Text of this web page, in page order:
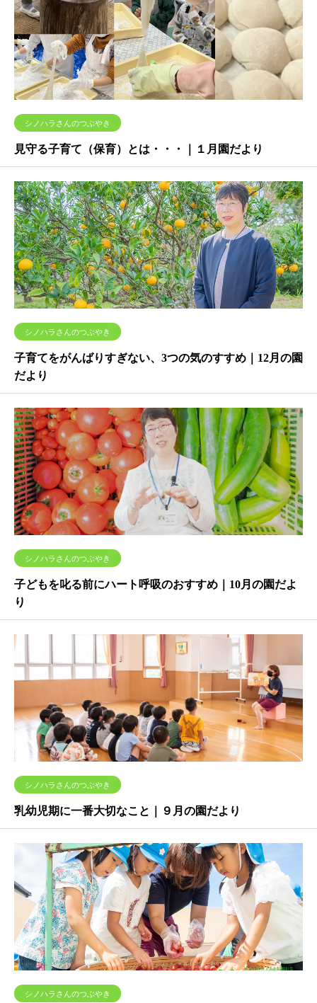
シノハラさんのつぶやき
見守る子育て（保育）とは・・・｜１月園だより
シノハラさんのつぶやき
子育てをがんばりすぎない、3つの気のすすめ｜12月の園
だより
シノハラさんのつぶやき
子どもを叱る前にハート呼吸のおすすめ｜10月の園だよ
り
シノハラさんのつぶやき
乳幼児期に一番大切なこと｜９月の園だより
シノハラさんのつぶやき